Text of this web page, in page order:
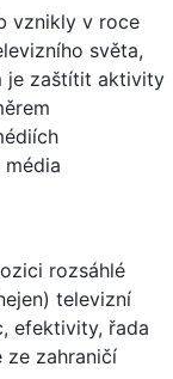
vznikly v roce
světa,
je zaštítit aktivity
rozsáhlé
televizní
efektivity, řada
ze zahraničí